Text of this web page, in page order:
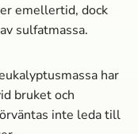
emellertid, dock
sulfatmassa­.
har
bruket och
inte leda till